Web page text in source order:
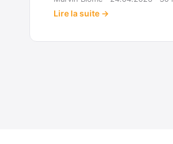
Lire la suite →